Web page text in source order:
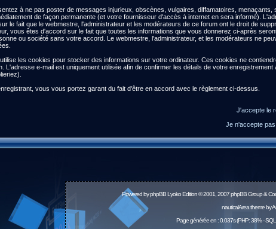
à ne pas poster de messages injurieux, obscènes, vulgaires, diffamatoires,
de façon permanente (et votre fournisseur d'accès à internet en sera informé).
le fait que le webmestre, l'administrateur et les modérateurs de ce forum ont le droit de
vous êtes d'accord sur le fait que toutes les informations que vous donnerez ci-après
ou société sans votre accord. Le webmestre, l'administrateur, et les modérateurs ne
les cookies pour stocker des informations sur votre ordinateur. Ces cookies ne
L'adresse e-mail est uniquement utilisée afin de confirmer les détails de votre
vous vous portez garant du fait d'être en accord avec le règlement ci-dessus.
J'accepte le
Je n'accepte
Powered byphpBBLyoko Edition © 2001, 2007 phpBB Group &
nauticalArea theme by
Page générée en : 0.037s (PHP: 38% -